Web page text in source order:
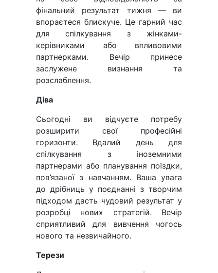
фінальний результат тижня — ви
впораєтеся блискуче. Це гарний час
для спілкування з жінками-
керівниками або впливовими
партнерками. Вечір принесе
заслужене визнання та
розслаблення.
Діва
Сьогодні ви відчуєте потребу
розширити свої професійні
горизонти. Вдалий день для
спілкування з іноземними
партнерами або планування поїздки,
пов’язаної з навчанням. Ваша увага
до дрібниць у поєднанні з творчим
підходом дасть чудовий результат у
розробці нових стратегій. Вечір
сприятливий для вивчення чогось
нового та незвичайного.
Терези